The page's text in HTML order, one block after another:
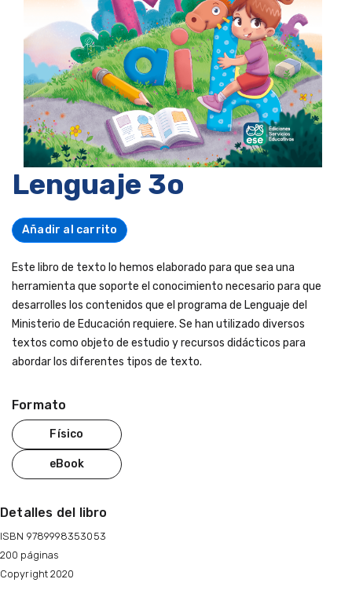
Lenguaje 3o
Añadir al carrito
Este libro de texto lo hemos elaborado para que sea una
herramienta que soporte el conocimiento necesario para que
desarrolles los contenidos que el programa de Lenguaje del
Ministerio de Educación requiere. Se han utilizado diversos
textos como objeto de estudio y recursos didácticos para
abordar los diferentes tipos de texto.
Formato
Físico
eBook
Detalles del libro
ISBN 9789998353053
200 páginas
Copyright 2020